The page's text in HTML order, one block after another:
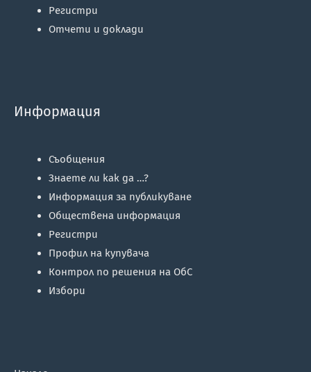
Регистри
Отчети и доклади
Информация
Съобщения
Знаете ли как да …?
Информация за публикуване
Обществена информация
Регистри
Профил на купувача
Контрол по решения на ОбС
Избори